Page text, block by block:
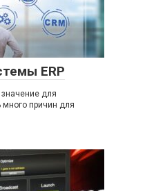
ERP
для
причин для